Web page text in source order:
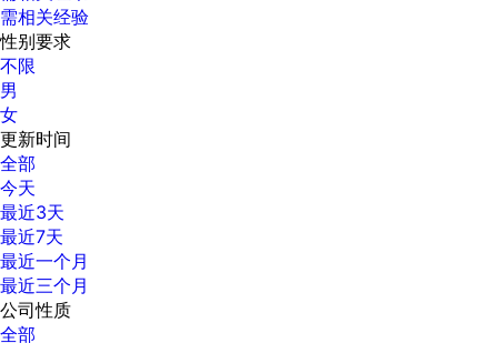
需相关经验
性别要求
不限
男
女
更新时间
全部
今天
最近3天
最近7天
最近一个月
最近三个月
公司性质
全部